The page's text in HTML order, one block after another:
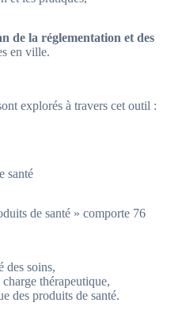
de la réglementation et des
en ville.
explorés à travers cet outil :
santé
de santé » comporte 76
des soins,
thérapeutique,
des produits de santé.